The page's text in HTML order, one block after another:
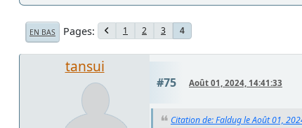
EN BAS Pages 1 2 3 4
tansui
#75 Août 01, 2024, 14:41:33
Citation de: Faldug le Août 01,